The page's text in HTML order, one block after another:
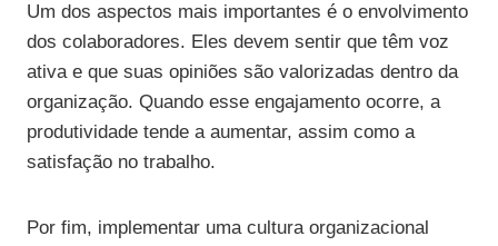
Um dos aspectos mais importantes é o envolvimento
dos colaboradores. Eles devem sentir que têm voz
ativa e que suas opiniões são valorizadas dentro da
organização. Quando esse engajamento ocorre, a
produtividade tende a aumentar, assim como a
satisfação no trabalho.
Por fim, implementar uma cultura organizacional